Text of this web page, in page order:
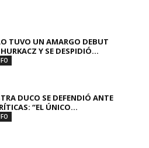
TUVO UN AMARGO DEBUT
Y SE DESPIDIÓ...
DUCO SE DEFENDIÓ ANTE
“EL ÚNICO...